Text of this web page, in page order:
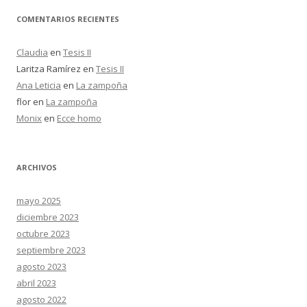
COMENTARIOS RECIENTES
Claudia en Tesis II
Laritza Ramírez en Tesis II
Ana Leticia en La zampoña
flor en La zampoña
Monix en Ecce homo
ARCHIVOS
mayo 2025
diciembre 2023
octubre 2023
septiembre 2023
agosto 2023
abril 2023
agosto 2022